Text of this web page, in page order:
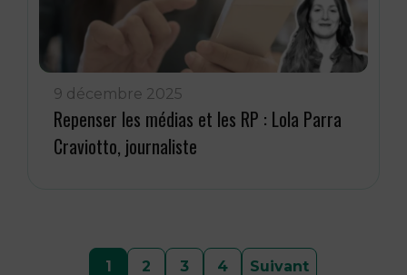
9 décembre 2025
Repenser les médias et les RP : Lola Parra
Craviotto, journaliste
1 2 3 4 Suivant